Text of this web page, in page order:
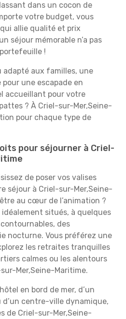
dans un cocon de
votre budget, vous
allie qualité et prix
séjour mémorable n’a pas
!
adapté aux familles, une
une escapade en
accueillant pour votre
? À Criel-sur-Mer,Seine-
pour chaque type de
pour séjourner à Criel-
de poser vos valises
séjour à Criel-sur-Mer,Seine-
au cœur de l’animation ?
situés, à quelques
des
nocturne. Vous préférez une
les retraites tranquilles
calmes ou les alentours
Mer,Seine-Maritime.
en bord de mer, d’un
centre-ville dynamique,
de Criel-sur-Mer,Seine-